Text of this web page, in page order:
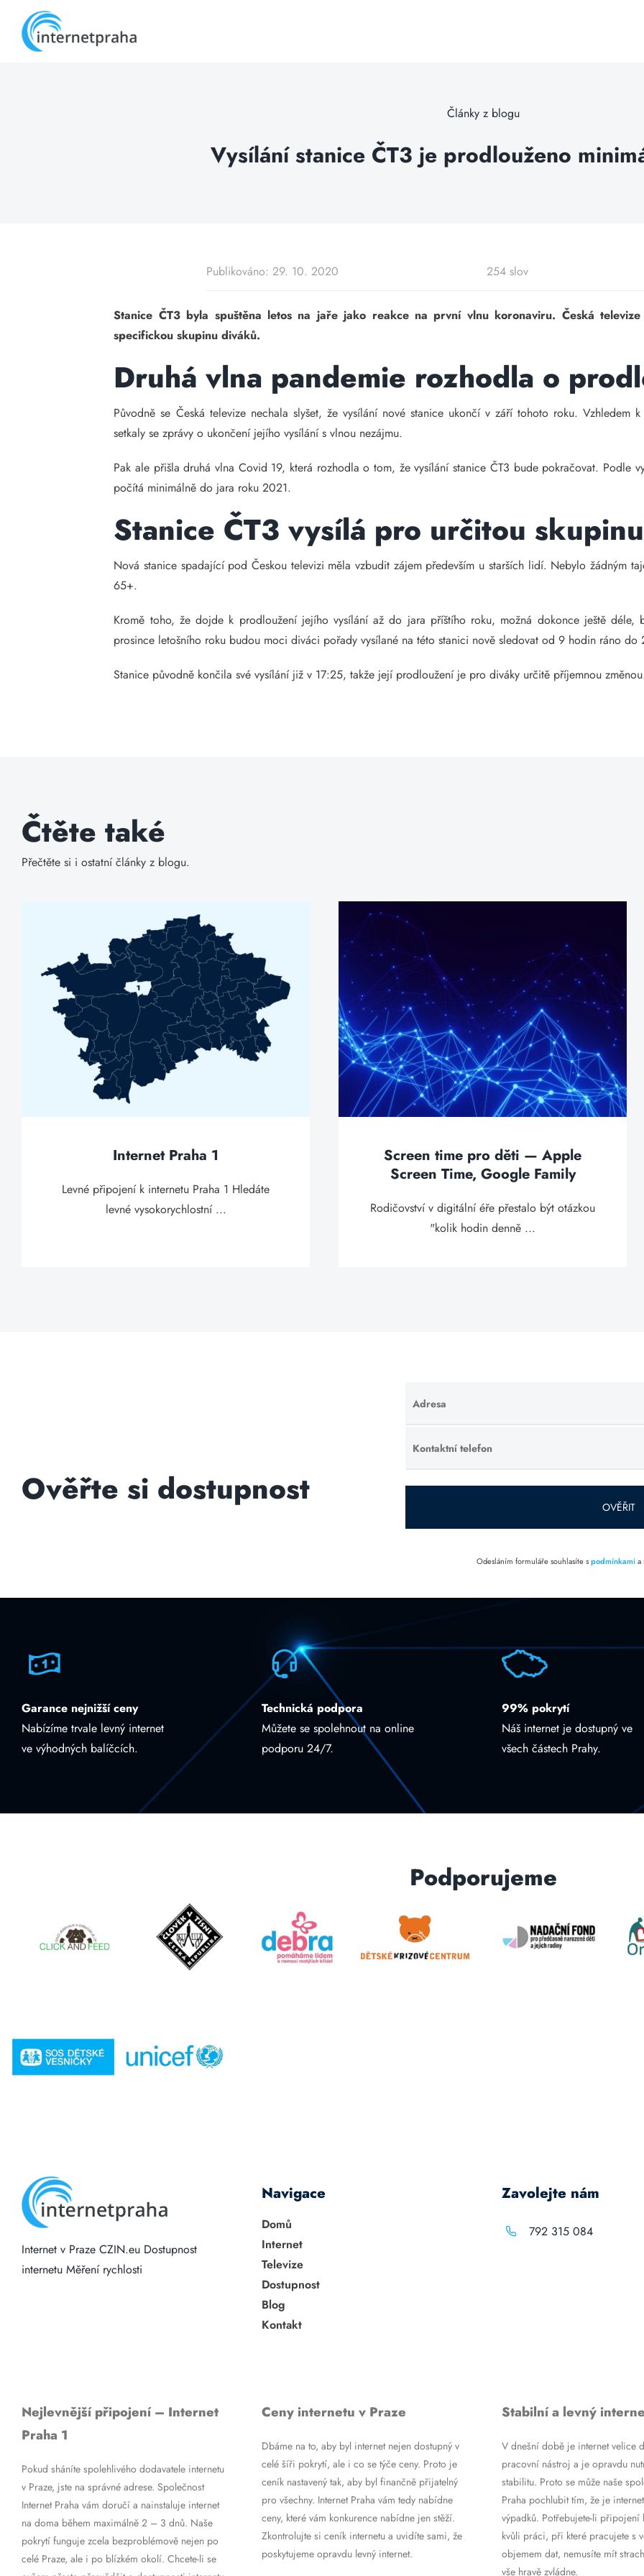
content
Články z blogu
Vysílání stanice ČT3 je prodlouženo
Publikováno: 29. 10. 2020 254 slov
Stanice ČT3 byla spuštěna letos na jaře jako reakce na první vlnu koronaviru. Česká
specifickou skupinu diváků.
Druhá vlna pandemie rozhodla o
Původně se Česká televize nechala slyšet, že vysílání nové stanice ukončí v září tohoto roku. Vzhledem
setkaly se zprávy o ukončení jejího vysílání s vlnou nezájmu.
Pak ale přišla druhá vlna Covid 19, která rozhodla o tom, že vysílání stanice ČT3 bude pokračovat. Podle
počítá minimálně do jara roku 2021.
Stanice ČT3 vysílá pro určitou
Nová stanice spadající pod Českou televizi měla vzbudit zájem především u starších lidí. Nebylo žádným
65+.
Kromě toho, že dojde k prodloužení jejího vysílání až do jara příštího roku, možná dokonce ještě
prosince letošního roku budou moci diváci pořady vysílané na této stanici nově sledovat od 9 hodin ráno do
Stanice původně končila své vysílání již v 17:25, takže její prodloužení je pro diváky určitě příjemnou
Čtěte také
Přečtěte si i ostatní články z blogu.
Internet Praha 1
Levné připojení k internetu Praha 1 Hledáte
levné vysokorychlostní ...
Screen time pro děti — Apple
Screen Time, Google Family
Rodičovství v digitální éře přestalo být otázkou
"kolik hodin denně ...
Ověřte si dostupnost
Adresa
Ponechte
toto pole
prázdné.
Kontaktní telefon
Ponechte
toto pole
prázdné.
OVĚŘIT
Odesláním formuláře souhlasíte spodmínkamia
Garance nejnižší ceny
Nabízíme trvale levný internet
ve výhodných balíčcích.
Technická podpora
Můžete se spolehnout na online
podporu 24/7.
99% pokrytí
Náš internet je dostupný ve
všech částech Prahy.
Podporujeme
Internet v Praze CZIN.eu Dostupnost
internetu Měření rychlosti
Navigace
Domů
Internet
Televize
Dostupnost
Blog
Kontakt
Zavolejte nám
792 315 084
Nejlevnější připojení – Internet
Praha 1
Pokud sháníte spolehlivého dodavatele internetu
v Praze, jste na správné adrese. Společnost
Internet Praha vám doručí a nainstaluje internet
na doma během maximálně 2 – 3 dnů. Naše
pokrytí funguje zcela bezproblémově nejen po
celé Praze, ale i po blízkém okolí. Chcete-li se
Ceny internetu v Praze
Dbáme na to, aby byl internet nejen dostupný v
celé šíři pokrytí, ale i co se týče ceny. Proto je
ceník nastavený tak, aby byl finančně přijatelný
pro všechny. Internet Praha vám tedy nabídne
ceny, které vám konkurence nabídne jen stěží.
Zkontrolujte si ceník internetu a uvidíte sami, že
poskytujeme opravdu levný internet.
Stabilní a levný
V dnešní době je internet velice
pracovní nástroj a je opravdu
stabilitu. Proto se může naše
Praha pochlubit tím, že je
výpadků. Potřebujete-li připojení
kvůli práci, při které pracujete s
objemem dat, nemusíte mít
vše hravě zvládne.